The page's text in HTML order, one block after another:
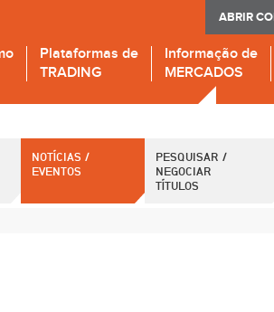
ABRIR
Plataformas de
TRADING
Informação de
MERCADOS
NOTÍCIAS /
EVENTOS
PESQUISAR /
NEGOCIAR
TÍTULOS